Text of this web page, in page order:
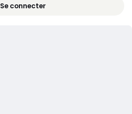
Se connecter